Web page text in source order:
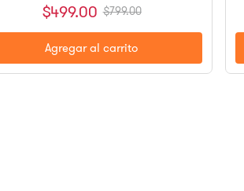
$499.00 $799.00
Agregar al carrito